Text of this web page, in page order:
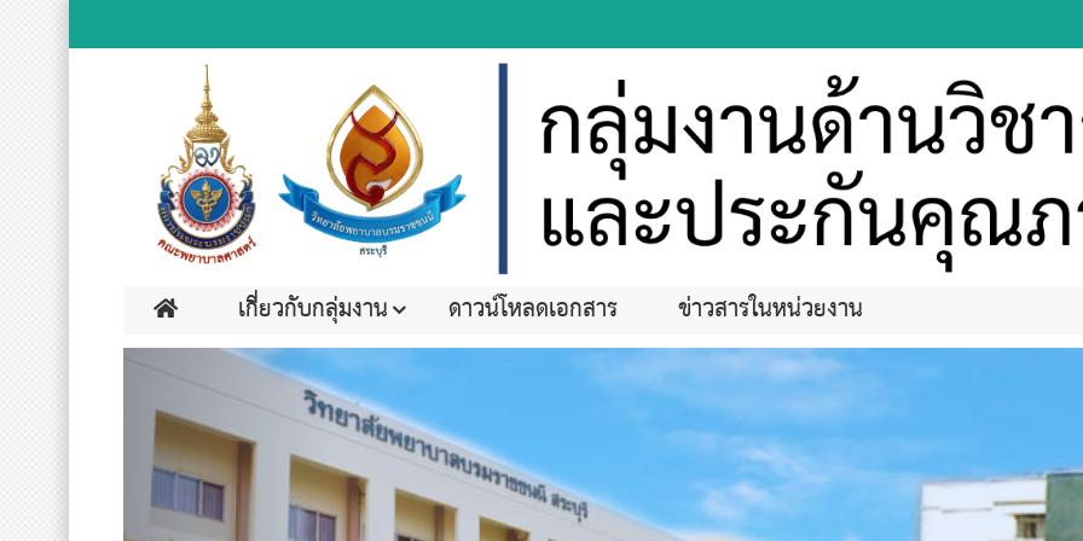
เกี่ยวกับกลุ่มงาน ดาวน์โหลดเอกสาร ข่าวสารในหน่วยงาน
Previous